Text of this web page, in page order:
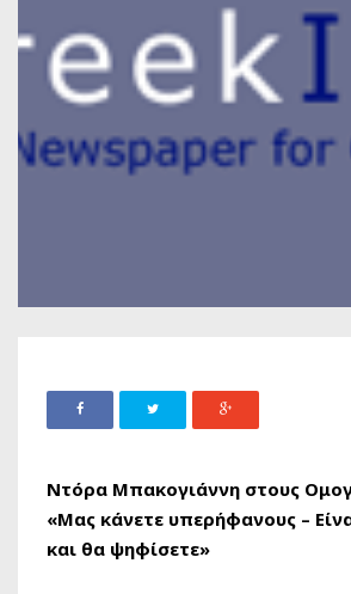
Ντόρα Μπακογιάννη στους
«Μας κάνετε υπερήφανους –
και θα ψηφίσετε»